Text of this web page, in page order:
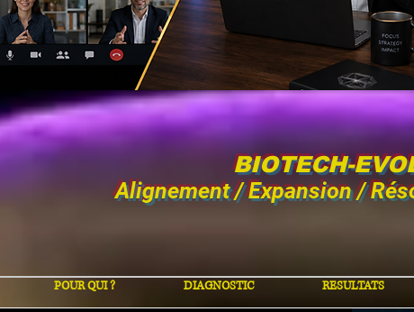
BIOTECH-
Alignement / Expansion /
POUR QUI ? DIAGNOSTIC RESULTATS